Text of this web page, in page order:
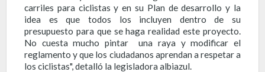
carriles para ciclistas y en su Plan de desarrollo y la
idea es que todos los incluyen dentro de su
presupuesto para que se haga realidad este proyecto.
No cuesta mucho pintar una raya y modificar el
reglamento y que los ciudadanos aprendan a respetar a
los ciclistas", detalló la legisladora albiazul.